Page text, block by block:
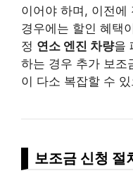
이어야 하며, 이전에
경우에는 할인 혜택
정 연소 엔진 차량을
하는 경우 추가 보조
이 다소 복잡할 수
보조금 신청 절